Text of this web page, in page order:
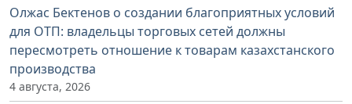
Олжас Бектенов о создании благоприятных условий
для ОТП: владельцы торговых сетей должны
пересмотреть отношение к товарам казахстанского
производства
4 августа, 2026